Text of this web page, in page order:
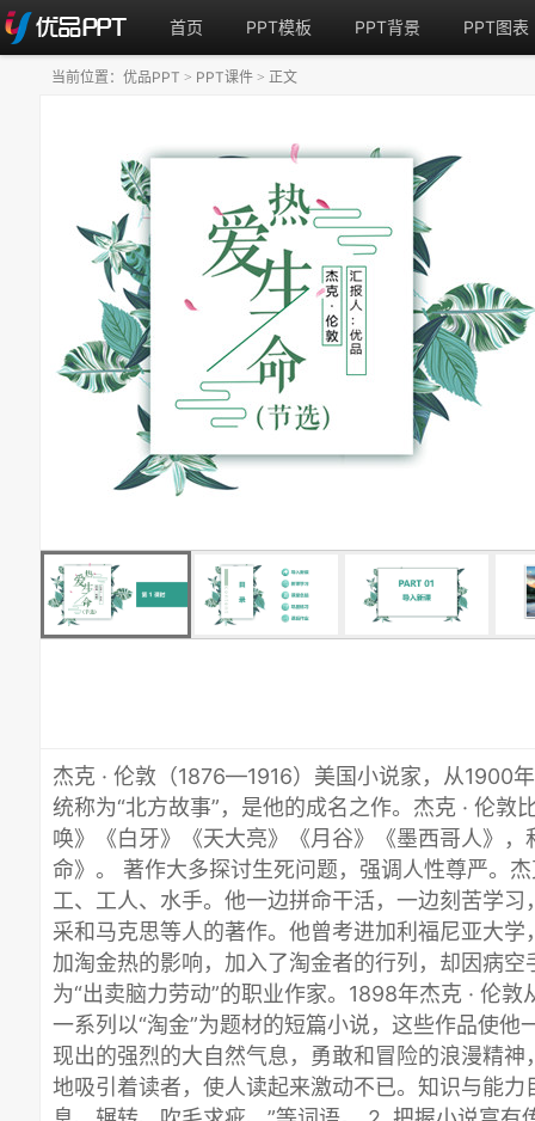
首页 PPT模板 PPT背景 PPT图表
杰克 · 伦敦（1876—1916）美国小说家，从1900
统称为“北方故事”，是他的成名之作。杰克 · 伦敦
唤》《白牙》《天大亮》《月谷》《墨西哥人》
命》。 著作大多探讨生死问题，强调人性尊严。
工、工人、水手。他一边拼命干活，一边刻苦学
采和马克思等人的著作。他曾考进加利福尼亚大
加淘金热的影响，加入了淘金者的行列，却因病
为“出卖脑力劳动”的职业作家。1898年杰克 · 伦
一系列以“淘金”为题材的短篇小说，这些作品使他
现出的强烈的大自然气息，勇敢和冒险的浪漫精神
地吸引着读者，使人读起来激动不已。知识与能力
当前位置： 优品PPT > PPT课件 > 正文